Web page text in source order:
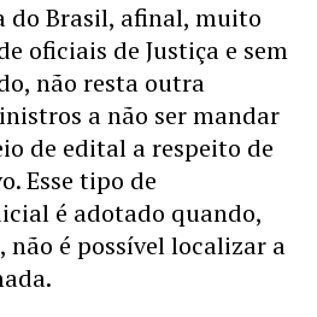
do Brasil, afinal, muito
oficiais de Justiça e sem
não resta outra
a não ser mandar
de edital a respeito de
Esse tipo de
é adotado quando,
não é possível localizar a